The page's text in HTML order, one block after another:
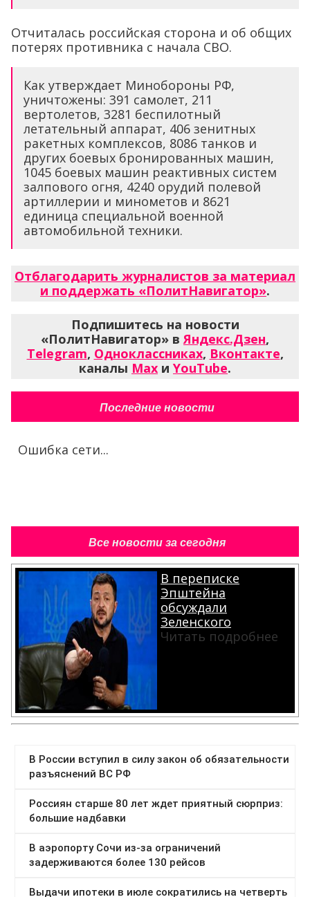
Отчиталась российская сторона и об общих
потерях противника с начала СВО.
Как утверждает Минобороны РФ,
уничтожены: 391 самолет, 211
вертолетов, 3281 беспилотный
летательный аппарат, 406 зенитных
ракетных комплексов, 8086 танков и
других боевых бронированных машин,
1045 боевых машин реактивных систем
залпового огня, 4240 орудий полевой
артиллерии и минометов и 8621
единица специальной военной
автомобильной техники.
Отблагодарить журналистов за материал
и поддержать «ПолитНавигатор».
Подпишитесь на новости
«ПолитНавигатор» вЯндекс.Дзен,
Telegram, Одноклассниках, Вконтакте,
каналы Max и YouTube.
Последние новости
Ошибка сети...
Все новости за сегодня
В переписке
Эпштейна
обсуждали
Зеленского
Читать подробнее